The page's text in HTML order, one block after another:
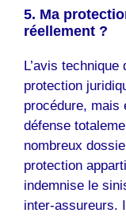
5. Ma
réellement ?
L’avis
protection
procédure, mais
défense
nombreux
protection
indemnise le
inter-assureurs.